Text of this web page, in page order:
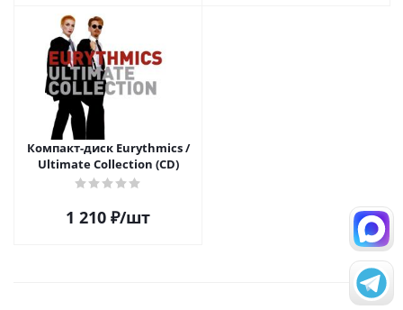
Компакт-диск Eurythmics /
Ultimate Collection (CD)
1 210 ₽/шт